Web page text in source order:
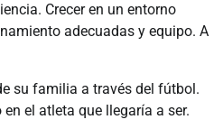
Crecer en un entorno
adecuadas y equipo. A
su familia a través del fútbol.
el atleta que llegaría a ser.